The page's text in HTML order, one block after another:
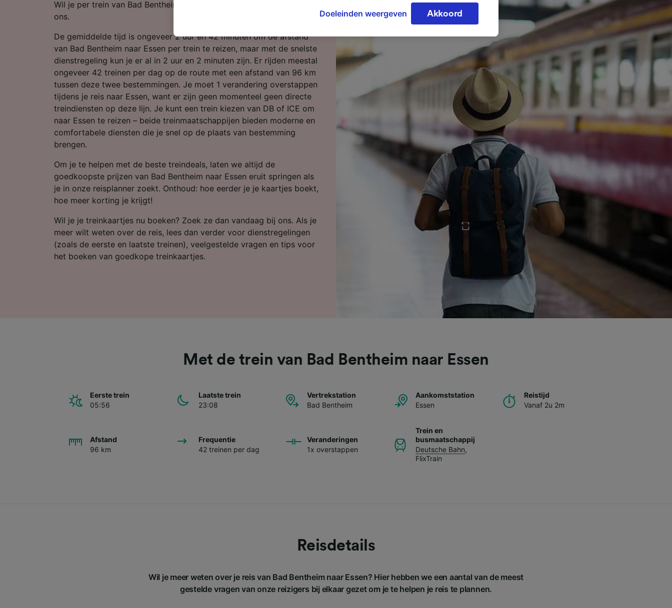
Wil je per trein van Bad Bentheim naar Essen reizen? Begin je reis bij
ons.
De gemiddelde tijd is ongeveer 2 uur en 42 minuten om de afstand
van Bad Bentheim naar Essen per trein te reizen, maar met de snelste
dienstregeling kun je er al in 2 uur en 2 minuten zijn. Er rijden meestal
ongeveer 42 treinen per dag op de route met een afstand van 96 km
tussen deze twee bestemmingen. Je moet 1 verandering overstappen
tijdens je reis naar Essen, want er zijn geen momenteel geen directe
treindiensten op deze lijn. Je kunt een trein kiezen van DB of ICE om
naar Essen te reizen – beide treinmaatschappijen bieden moderne en
comfortabele diensten die je snel op de plaats van bestemming
brengen.
Om je te helpen met de beste treindeals, laten we altijd de
goedkoopste prijzen van Bad Bentheim naar Essen eruit springen als
je in onze reisplanner zoekt. Onthoud: hoe eerder je je kaartjes boekt,
hoe meer korting je krijgt!
Wil je je treinkaartjes nu boeken? Zoek ze dan vandaag bij ons. Als je
meer wilt weten over de reis, lees dan verder voor dienstregelingen
(zoals de eerste en laatste treinen), veelgestelde vragen en tips voor
het boeken van goedkope treinkaartjes.
Met de trein van Bad Bentheim naar Essen
Eerste trein
05:56
Laatste trein
23:08
Vertrekstation
Bad Bentheim
Aankomststation
Essen
Reistijd
Vanaf 2u 2m
Afstand
96 km
Frequentie
42 treinen per dag
Veranderingen
1x overstappen
Trein en
busmaatschappij
Deutsche Bahn,
FlixTrain
Reisdetails
Wil je meer weten over je reis van Bad Bentheim naar Essen? Hier hebben we een aantal van de meest
gestelde vragen van onze reizigers bij elkaar gezet om je te helpen je reis te plannen.
wijzigen door hieronder te klikken. Daaronder valt ook je recht om
bezwaar te maken in alle gevallen dat er voor de verwerking een beroep
elk moment wijzigen op de pagina met onze privacyverklaring. Deze
keuzes worden aan onze partners doorgegeven en hebben geen invloed
op browsegegevens. Je gegevens worden niet gebruikt voor tracking als
je ons hebt gevraagd om je niet te volgen.
Wij en onze partners verwerken gegevens voor de volgende doeleinden:
Precieze geolocatiegegevens gebruiken. De apparaatkenmerken actief
scannen ter identificatie. Informatie op een apparaat opslaan en/of
openen. Gepersonaliseerde advertenties en content, advertentie- en
contentmetingen, doelgroepenonderzoek en ontwikkeling van diensten.
Partnerlijst (derden)
Doeleinden weergeven Akkoord